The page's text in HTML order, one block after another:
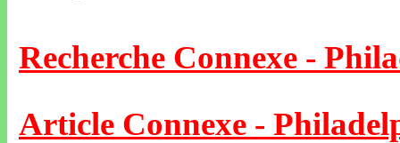
Recherche Connexe -
Article Connexe -